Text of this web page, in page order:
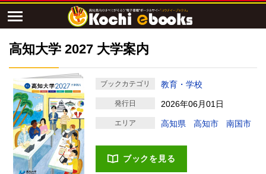
高知大学 2027 大学案内
ブックカテゴリ 教育・学校
発行日 2026年06月01日
エリア 高知県 高知市 南国市
ブックを見る